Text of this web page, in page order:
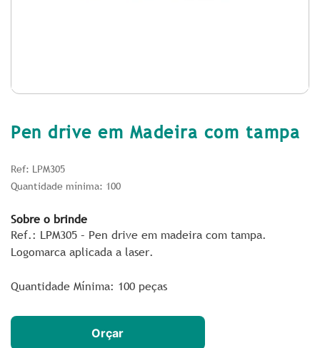
Pen drive em Madeira com tampa
Ref: LPM305
Quantidade mínima: 100
Sobre o brinde
Ref.: LPM305 – Pen drive em madeira com tampa.
Logomarca aplicada a laser.
Quantidade Mínima: 100 peças
Orçar